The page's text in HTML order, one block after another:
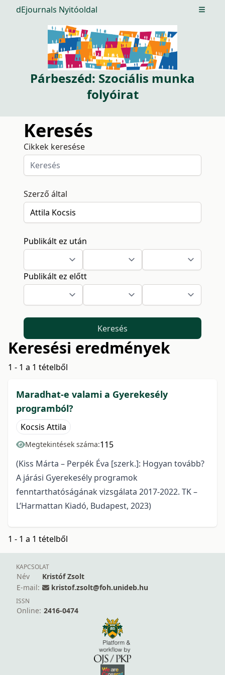
dEjournals Nyitóoldal Open
Párbeszéd: Szociális munka
folyóirat
Keresés
Cikkek keresése
Szerző által
Publikált ez után
Publikált ez előtt
Keresés
Keresési eredmények
1 - 1 a 1 tételből
Maradhat-e valami a Gyerekesély
programból?
Kocsis Attila
Megtekintések száma:115
(Kiss Márta – Perpék Éva [szerk.]: Hogyan tovább?
A járási Gyerekesély programok
fenntarthatóságának vizsgálata 2017-2022. TK –
L’Harmattan Kiadó, Budapest, 2023)
1 - 1 a 1 tételből
KAPCSOLAT
Név
Kristóf Zsolt
E-mail:
kristof.zsolt@foh.unideb.hu
ISSN
Online: 2416-0474